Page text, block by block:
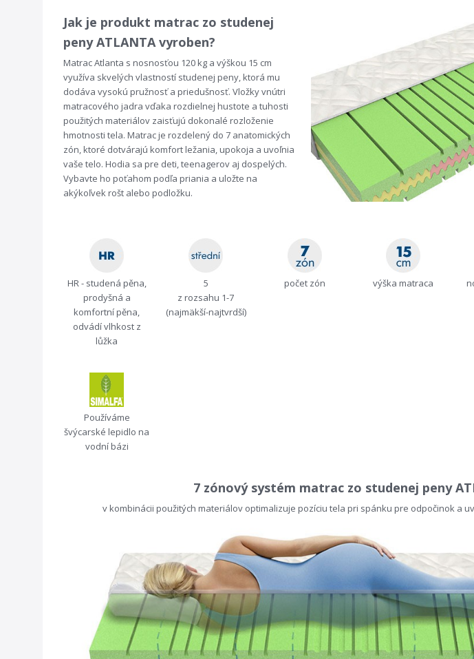
Jak je produkt matrac zo studenej
peny ATLANTA vyroben?
Matrac Atlanta s nosnosťou 120 kg a výškou 15 cm
využíva skvelých vlastností studenej peny, ktorá mu
dodáva vysokú pružnosť a priedušnosť. Vložky vnútri
matracového jadra vďaka rozdielnej hustote a tuhosti
použitých materiálov zaisťujú dokonalé rozloženie
hmotnosti tela. Matrac je rozdelený do 7 anatomických
zón, ktoré dotvárajú komfort ležania, upokoja a uvoľnia
vaše telo. Hodia sa pre deti, teenagerov aj dospelých.
Vybavte ho poťahom podľa priania a uložte na
akýkoľvek rošt alebo podložku.
HR - studená pěna,
prodyšná a
komfortní pěna,
odvádí vlhkost z
lůžka
5
z rozsahu 1-7
(najmäkší-najtvrdší)
počet zón výška matraca
Používáme
švýcarské lepidlo na
vodní bázi
7 zónový systém matrac zo studenej peny
v kombinácii použitých materiálov optimalizuje pozíciu tela pri spánku pre odpočinok a